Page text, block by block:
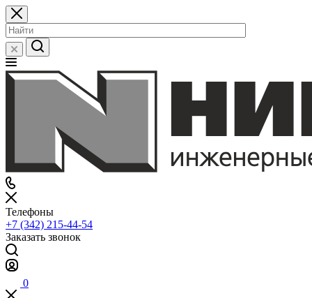
Телефоны
+7 (342) 215-44-54
Заказать звонок
0